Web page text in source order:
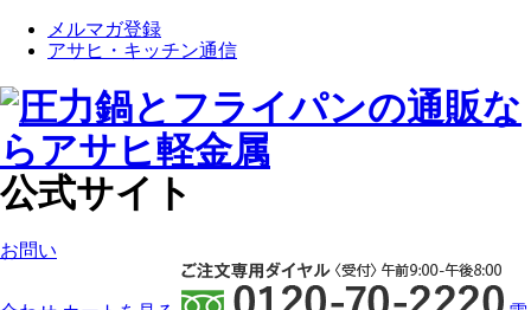
メルマガ登録
アサヒ・キッチン通信
公式サイト
お問い